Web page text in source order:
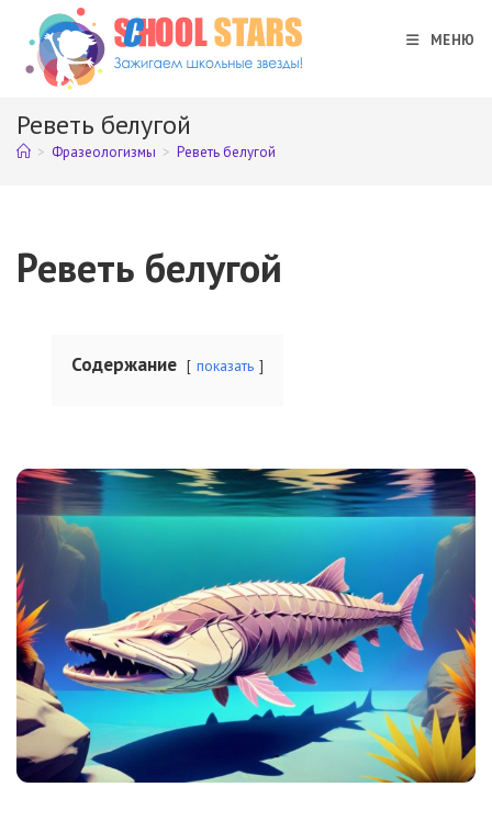
Перейти
содержимому
МЕНЮ
Реветь белугой
> Фразеологизмы > Реветь белугой
Реветь белугой
Содержание показать